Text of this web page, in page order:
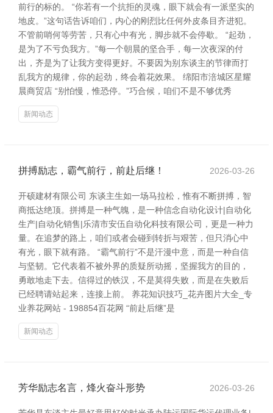
前行的标的。 “你若有一个抗拒的灵魂，眼下就会有一派坚实的
地皮。”这句话告诉咱们，内心的刚烈比任何外皮条目齐进犯。
不管前哨何等劳苦，只有心中有光，脚步就不会停歇。 “起劲，
是为了不亏负我方。”每一个朝晨的坚合手，每一次夜深的付
出，齐是为了让我方变得更好。不要因为别东谈主的节律而打
乱我方的规律，你的起劲，终会着花效果。 绵阳市涪城区星耀
晨商贸店 “别怕慢，惟恐停。”巧合候，咱们不是不够优秀
新闻动态
拼搏励志，霸气前行，前赴后继！ 2026-03-26
开硕建材有限公司 东谈主生如一场马拉松，惟有不断拼搏，智
商抵达绝顶。拼搏是一种气魄，是一种信念自动化设计|自动化
生产|自动化销售|乐清市安伍自动化科技有限公司，更是一种力
量。在追梦的路上，咱们或者会碰到转折与艰苦，但只消心中
有光，眼下就有路。 “霸气前行”不是汗漫中意，而是一种自信
与坚韧。它代表着不被外界的质疑所动摇，坚握我方的目的，
勇敢地走下去。信得过的铁汉，不是莫得失败，而是在失败后
已经聘请站起来，连接上前。 养花知识技巧_花卉图片大全_专
业养花网站 - 198854百花网 “前赴后继”是
新闻动态
芳华励志名言，烽火奋斗形势 2026-03-26